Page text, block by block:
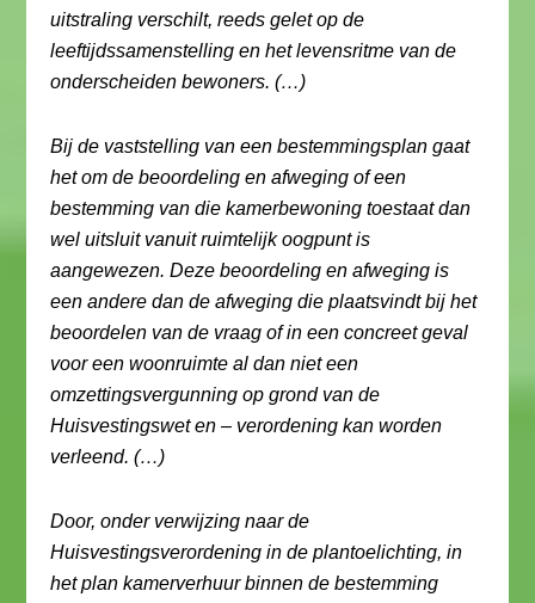
uitstraling verschilt, reeds gelet op de
leeftijdssamenstelling en het levensritme van de
onderscheiden bewoners. (…)
Bij de vaststelling van een bestemmingsplan gaat
het om de beoordeling en afweging of een
bestemming van die kamerbewoning toestaat dan
wel uitsluit vanuit ruimtelijk oogpunt is
aangewezen. Deze beoordeling en afweging is
een andere dan de afweging die plaatsvindt bij het
beoordelen van de vraag of in een concreet geval
voor een woonruimte al dan niet een
omzettingsvergunning op grond van de
Huisvestingswet en – verordening kan worden
verleend. (…)
Door, onder verwijzing naar de
Huisvestingsverordening in de plantoelichting, in
het plan kamerverhuur binnen de bestemming